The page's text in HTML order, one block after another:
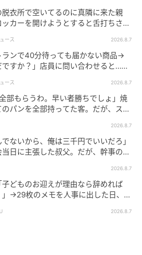
人に目が向かなくなってしまう
ことだと感じます。
こそ、私にもそのことがはっき
。
女の気持ちにも寄り添った別の
と少し反省しつつ、同時に、ス
の方の姿を見て「私もあのよう
遣える大人の余裕を持っていた
た。
会社員、回答時期：2026年4
ーが取材した実話です。ライタ
容となっており、取材対象者の
う固有名詞などに変更を加えな
脱衣所で空いてるのに真隣に来た親
カーを開けようとすると舌打ちさ
」
ース 2026.8.7
ランで40分待っても届かない商品→
ですか？」店員に問い合わせると…そ
ース 2026.8.7
全部もらうわ。早い者勝ちでしょ」焼
のパンを全部持ってた客。だが、スタ
2026.8.7
でないから、俺は三千円でいいだろ」
日に主張した叔父。だが、幹事のい
2026.8.7
子どものお迎えが理由なら辞めれば
」→29枚のメモを人事に出した日、部
2026.8.7